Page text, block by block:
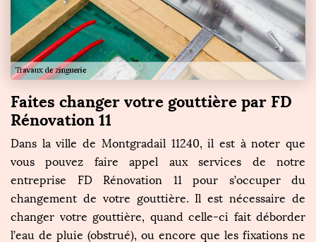
Faites changer votre gouttière par FD
Rénovation 11
Dans la ville de Montgradail 11240, il est à noter que
vous pouvez faire appel aux services de notre
entreprise FD Rénovation 11 pour s’occuper du
changement de votre gouttière. Il est nécessaire de
changer votre gouttière, quand celle-ci fait déborder
l’eau de pluie (obstrué), ou encore que les fixations ne